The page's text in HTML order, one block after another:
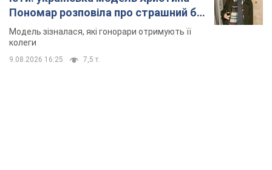
Пономар розповіла про страшний бік
модельної кар’єри
Модель зізналася, які гонорари отримують її
колеги
9.08.2026 16:25 7,5 т.